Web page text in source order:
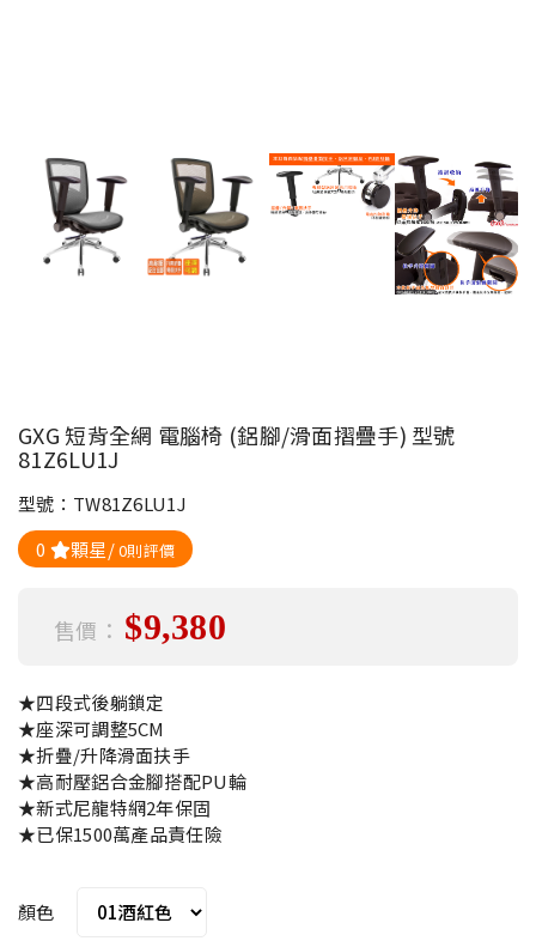
GXG 短背全網 電腦椅 (鋁腳/滑面摺疊手) 型號
81Z6LU1J
型號：TW81Z6LU1J
0
顆星/0則評價
售價： $9,380
★四段式後躺鎖定
★座深可調整5CM
★折疊/升降滑面扶手
★高耐壓鋁合金腳搭配PU輪
★新式尼龍特網2年保固
★已保1500萬產品責任險
顏色